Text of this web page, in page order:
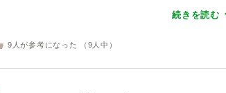
続きを読む
9 人が参考になった （ 9 人中）